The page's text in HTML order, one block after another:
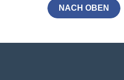
NACH OBEN